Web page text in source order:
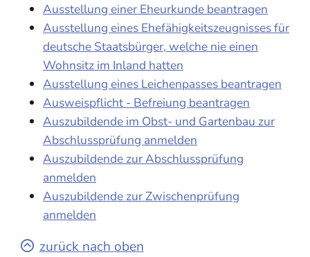
Ausstellung einer Eheurkunde beantragen
Ausstellung eines Ehefähigkeitszeugnisses für
deutsche Staatsbürger, welche nie einen
Wohnsitz im Inland hatten
Ausstellung eines Leichenpasses beantragen
Ausweispflicht - Befreiung beantragen
Auszubildende im Obst- und Gartenbau zur
Abschlussprüfung anmelden
Auszubildende zur Abschlussprüfung
anmelden
Auszubildende zur Zwischenprüfung
anmelden
zurück nach oben